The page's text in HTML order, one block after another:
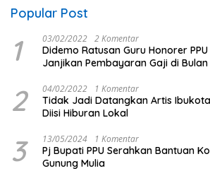
Popular Post
1 03/02/2022 2 Komentar
Didemo Ratusan Guru Honorer
Janjikan Pembayaran Gaji di Bulan
2 04/02/2022 1 Komentar
Tidak Jadi Datangkan Artis
Diisi Hiburan Lokal
3 13/05/2024 1 Komentar
Pj Bupati PPU Serahkan Bantuan
Gunung Mulia